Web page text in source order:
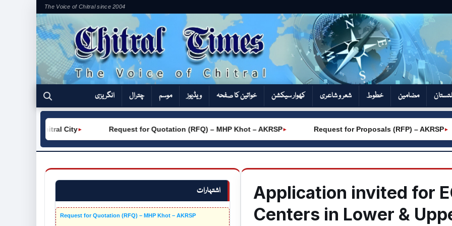
The Voice of Chitral since 2004
مضامین خطوط شعر و شاعری کھوار سیکشن‎ خواتین کا صفحہ ویڈیوز موسم چترال انگریزی
►
Request for Quotation (RFQ) – MHP Khot – AKRSP
►
(W) Chitral City ►
Request for Proposals (RFP) – AKRSP
اشتہارات
Request for Quotation (RFQ) – MHP Khot – AKRSP
Application invited for
Centers in Lower &